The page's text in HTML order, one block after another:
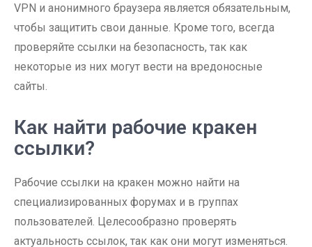
VPN и анонимного браузера является обязательным,
чтобы защитить свои данные. Кроме того, всегда
проверяйте ссылки на безопасность, так как
некоторые из них могут вести на вредоносные
сайты.
Как найти рабочие кракен
ссылки?
Рабочие ссылки на кракен можно найти на
специализированных форумах и в группах
пользователей. Целесообразно проверять
актуальность ссылок, так как они могут изменяться.